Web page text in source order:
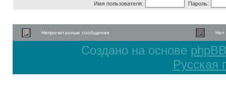
Имя пользователя: Пароль:
Непрочитанные сообщения Нет
Создано на основе phpBB
Русская